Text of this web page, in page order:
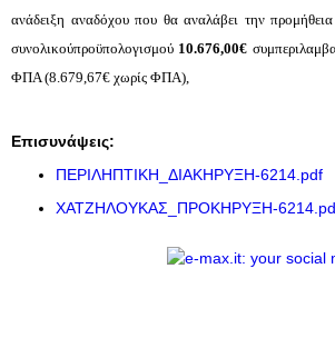
ανάδειξη αναδόχου που θα αναλάβει τηνπρομήθεια
συνολικούπροϋπολογισμού 10.676,00€
ΦΠΑ (8.679,67€ χωρίς ΦΠΑ),
Επισυνάψεις:
ΠΕΡΙΛΗΠΤΙΚΗ_ΔΙΑΚΗΡΥΞΗ-6214.pdf
ΧΑΤΖΗΛΟΥΚΑΣ_ΠΡΟΚΗΡΥΞΗ-